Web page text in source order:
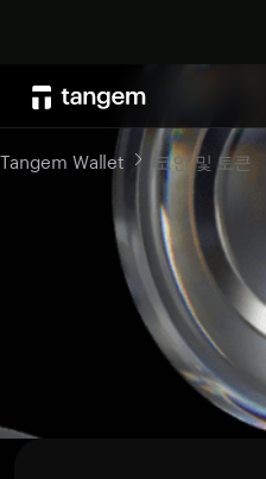
Tangem Wallet 코인 및 토큰